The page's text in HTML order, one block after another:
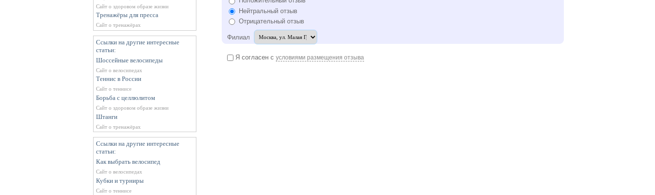
Сайт о здоровом образе жизни
Тренажёры для пресса
Сайт о тренажёрах
Ссылки на другие интересные
статьи:
Шоссейные велосипеды
Сайт о велосипедах
Теннис в России
Сайт о теннисе
Борьба с целлюлитом
Сайт о здоровом образе жизни
Штанги
Сайт о тренажёрах
Ссылки на другие интересные
статьи:
Как выбрать велосипед
Сайт о велосипедах
Кубки и турниры
Сайт о теннисе
Нейтральный отзыв
Отрицательный отзыв
Филиал
Я согласен с условиями размещения отзыва